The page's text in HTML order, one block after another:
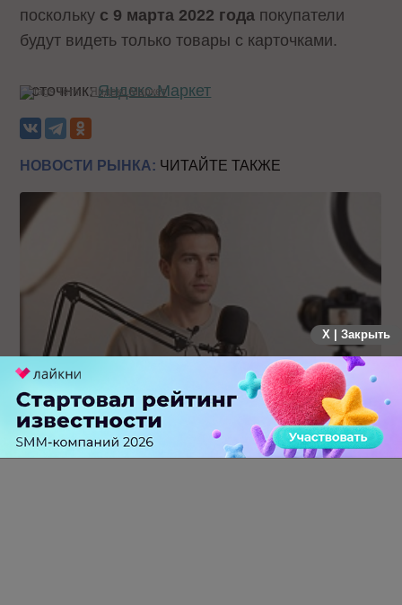
поскольку с 9 марта 2022 года покупатели
будут видеть только товары с карточками.
Источник:Яндекс.Маркет
Теги: Яндекс.Маркет
НОВОСТИ РЫНКА: ЧИТАЙТЕ ТАКЖЕ
Российский рынок инфлюенс-маркетинга вошел в фазу
стагнации после нескольких лет роста
X | Закрыть